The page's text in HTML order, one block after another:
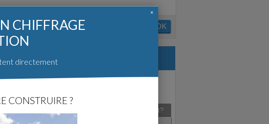
OK
Bleu
Satisfait?
CHIFFRAGE
directement
CONSTRUIRE ?
×